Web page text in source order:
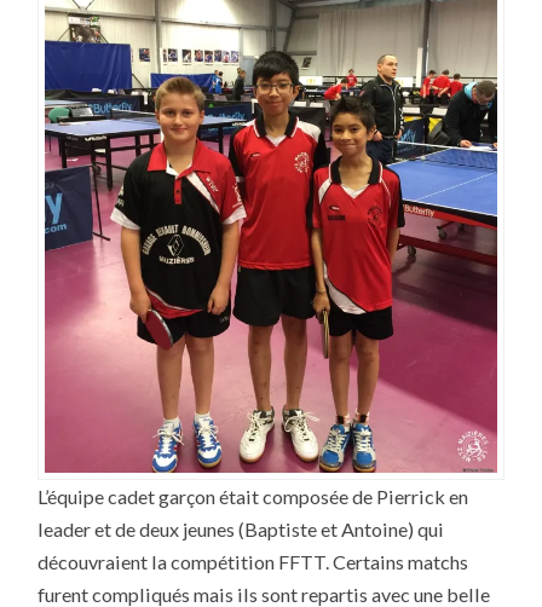
L’équipe cadet garçon était composée de Pierrick en
leader et de deux jeunes (Baptiste et Antoine) qui
découvraient la compétition FFTT. Certains matchs
furent compliqués mais ils sont repartis avec une belle